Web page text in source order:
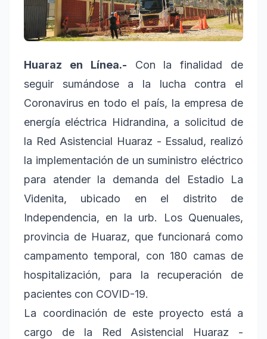
Huaraz en Línea.- Con la finalidad de
seguir sumándose a la lucha contra el
Coronavirus en todo el país, la empresa de
energía eléctrica Hidrandina, a solicitud de
la Red Asistencial Huaraz - Essalud, realizó
la implementación de un suministro eléctrico
para atender la demanda del Estadio La
Videnita, ubicado en el distrito de
Independencia, en la urb. Los Quenuales,
provincia de Huaraz, que funcionará como
campamento temporal, con 180 camas de
hospitalización, para la recuperación de
pacientes con COVID-19.
La coordinación de este proyecto está a
cargo de la Red Asistencial Huaraz -